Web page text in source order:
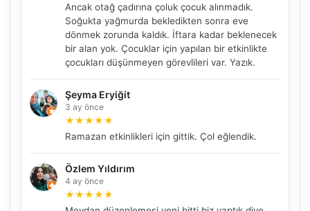
Ancak otağ çadırına çoluk çocuk alınmadık.
Soğukta yağmurda bekledikten sonra eve
dönmek zorunda kaldık. İftara kadar beklenecek
bir alan yok. Çocuklar için yapılan bir etkinlikte
çocukları düşünmeyen görevlileri var. Yazık.
Şeyma Eryiğit
3 ay önce
★★★★★
Ramazan etkinlikleri için gittik. Çol eğlendik.
Özlem Yıldırım
4 ay önce
★★★★★
NBY Akıllı Asistan
AI kullanmadan, sitedeki gerçek yerlerle akıllı rota
🧭 Rehber